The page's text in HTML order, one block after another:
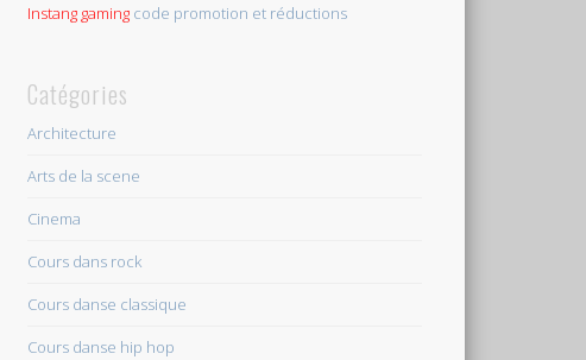
Instang gaming code promotion et réductions
Catégories
Architecture
Arts de la scene
Cinema
Cours dans rock
Cours danse classique
Cours danse hip hop